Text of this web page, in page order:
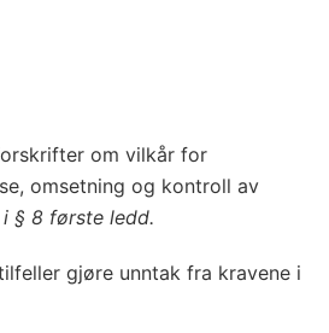
om vilkår for
omsetning og kontroll av
§ 8 første ledd.
gjøre unntak fra kravene i